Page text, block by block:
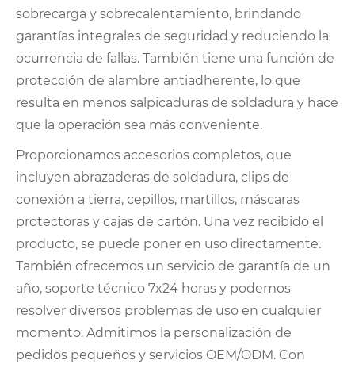
sobrecarga y sobrecalentamiento, brindando
garantías integrales de seguridad y reduciendo la
ocurrencia de fallas. También tiene una función de
protección de alambre antiadherente, lo que
resulta en menos salpicaduras de soldadura y hace
que la operación sea más conveniente.
Proporcionamos accesorios completos, que
incluyen abrazaderas de soldadura, clips de
conexión a tierra, cepillos, martillos, máscaras
protectoras y cajas de cartón. Una vez recibido el
producto, se puede poner en uso directamente.
También ofrecemos un servicio de garantía de un
año, soporte técnico 7x24 horas y podemos
resolver diversos problemas de uso en cualquier
momento. Admitimos la personalización de
pedidos pequeños y servicios OEM/ODM. Con